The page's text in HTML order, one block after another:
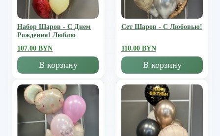
Набор Шаров - С Днем
Рождения! Люблю
107.00 BYN
В корзину
Сет Шаров - С Любовью!
110.00 BYN
В корзину